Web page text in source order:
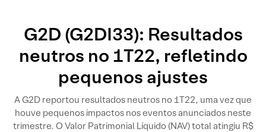
G2D (G2DI33): Resultados
neutros no 1T22, refletindo
pequenos ajustes
A G2D reportou resultados neutros no 1T22, uma vez que
houve pequenos impactos nos eventos anunciados neste
trimestre. O Valor Patrimonial Líquido (NAV) total atingiu R$